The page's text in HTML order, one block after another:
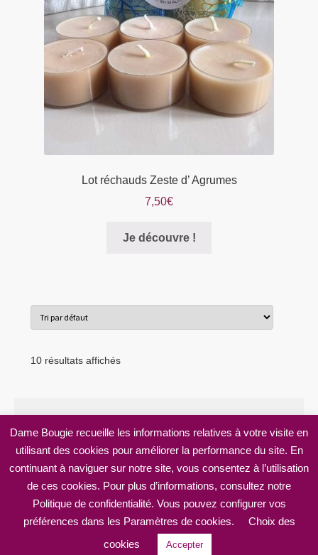
Lot réchauds Zeste d’ Agrumes
7,50€
Je découvre !
10 résultats affichés
© Dame Bougie 2026
Mentions légales
Built with WooCommerce .
Dame Bougie recueille les informations relatives à votre visite en
utilisant des cookies pour améliorer la performance du site. En
continuant à naviguer sur notre site, vous consentez à l’utilisation
de ces cookies. Pour plus d’informations, consultez notre
Politique de confidentialité. Vous pouvez configurer vos
préférences dans les Paramètres de cookies.
Choix des
cookies
Accepter